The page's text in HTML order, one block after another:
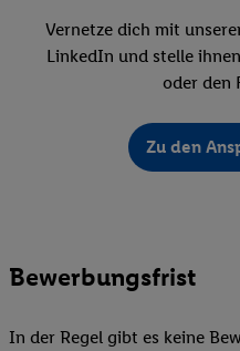
Vernetze dich mit
LinkedIn und stelle
oder den
Zu den
Bewerbungsfrist
In der Regel gibt es keine